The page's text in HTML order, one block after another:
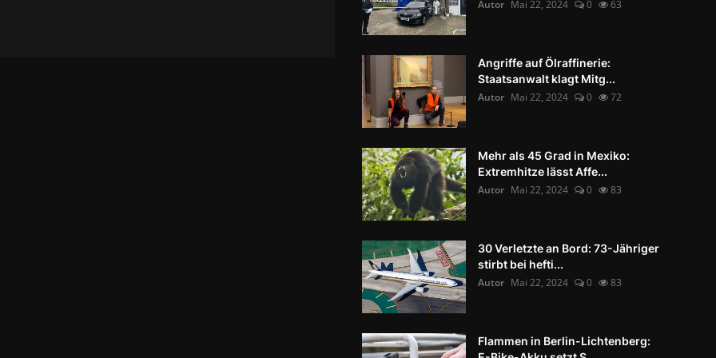
Autor Mai 22, 2024 0 63
Angriffe auf Ölraffinerie:
Staatsanwalt klagt Mitg...
Autor Mai 22, 2024 0 72
Mehr als 45 Grad in Mexiko:
Extremhitze lässt Affe...
Autor Mai 22, 2024 0 83
30 Verletzte an Bord: 73-Jähriger
stirbt bei hefti...
Autor Mai 22, 2024 0 83
Flammen in Berlin-Lichtenberg: